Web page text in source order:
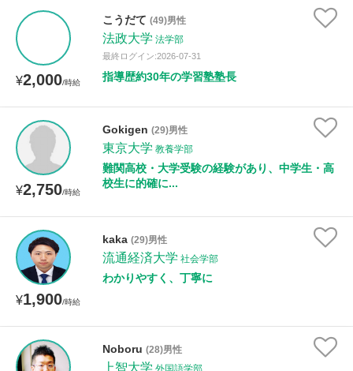
¥2,000/時給
こうだて (49)男性
法政大学 法学部
最終ログイン:2026-07-31
指導歴約30年の学習塾塾長
¥2,750/時給
Gokigen (29)男性
東京大学 教養学部
難関高校・大学受験の経験があり、中学生・高
校生に的確に...
¥1,900/時給
kaka (29)男性
流通経済大学 社会学部
わかりやすく、丁寧に
Noboru (28)男性
上智大学 外国語学部